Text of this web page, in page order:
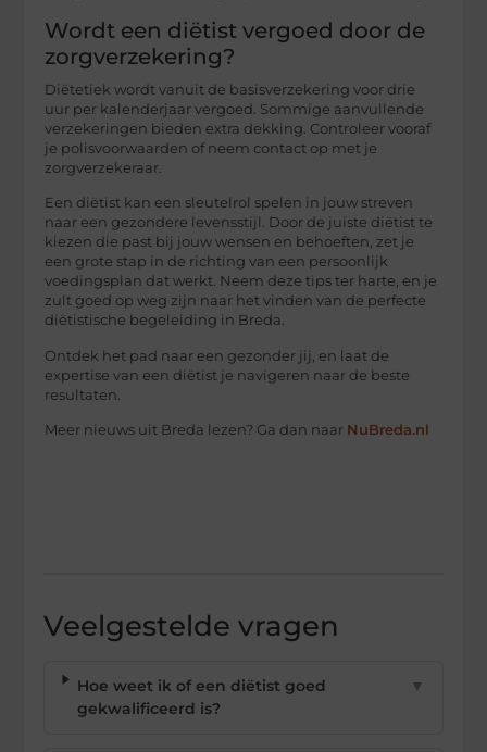
Wordt een diëtist vergoed door de
zorgverzekering?
Diëtetiek wordt vanuit de basisverzekering voor drie
uur per kalenderjaar vergoed. Sommige aanvullende
verzekeringen bieden extra dekking. Controleer vooraf
je polisvoorwaarden of neem contact op met je
zorgverzekeraar.
Een diëtist kan een sleutelrol spelen in jouw streven
naar een gezondere levensstijl. Door de juiste diëtist te
kiezen die past bij jouw wensen en behoeften, zet je
een grote stap in de richting van een persoonlijk
voedingsplan dat werkt. Neem deze tips ter harte, en je
zult goed op weg zijn naar het vinden van de perfecte
diëtistische begeleiding in Breda.
Ontdek het pad naar een gezonder jij, en laat de
expertise van een diëtist je navigeren naar de beste
resultaten.
Meer nieuws uit Breda lezen? Ga dan naar NuBreda.nl
Veelgestelde vragen
Hoe weet ik of een diëtist goed
gekwalificeerd is?
▼